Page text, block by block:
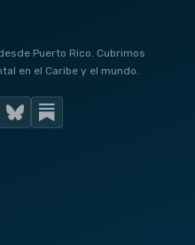
Puerto Rico. Cubrimos
en el Caribe y el mundo.